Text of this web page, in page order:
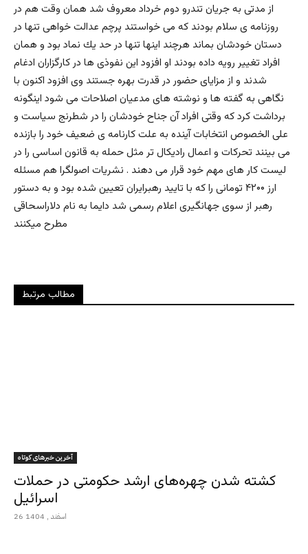
از مدتى به جريان تندرو دوم خرداد معروف شد همان وقت هم در
روزنامه ى سلام بودند كه مى خواستند پرچم عدالت خواهى تنها در
دستان خودشان بماند هرچند اينها تنها در حد يك نماد بود و همان
افراد تغيير رويه داده بودند او افزود این نفوذی ها در کارگزاران ادغام
شدند و از مزایای حضور در قدرت بهره جستند وی افزود اکنون با
نگاهى به گفته ها و نوشته هاى مدعيان اصلاحات مى شود اينگونه
برداشت كرد كه وقتى افراد آن جناح خودشان را در شطرنج سياست و
على الخصوص انتخابات آينده به علت كارنامه ى ضعيف خود را بازنده
مى بينند تحركات و اعمال راديكال تر مثل حمله به قانون اساسى را در
ليست كار هاى مهم خود قرار مى دهند . نشریات اصولگرا هم مسئله
ارز ۴۲۰۰ تومانی را که با تایید رهبرایران تعیین شده بود و به دستور
رهبر از سوی جهانگیری اعلام رسمی شد دایما به نام دلاراسحاقی
مطرح میکنند
مطالب مرتبط
آخرین خبرهای کوتاه
کشته شدن چهره‌های ارشد حکومتی در حملات
اسرائیل
26 اسفند , 1404